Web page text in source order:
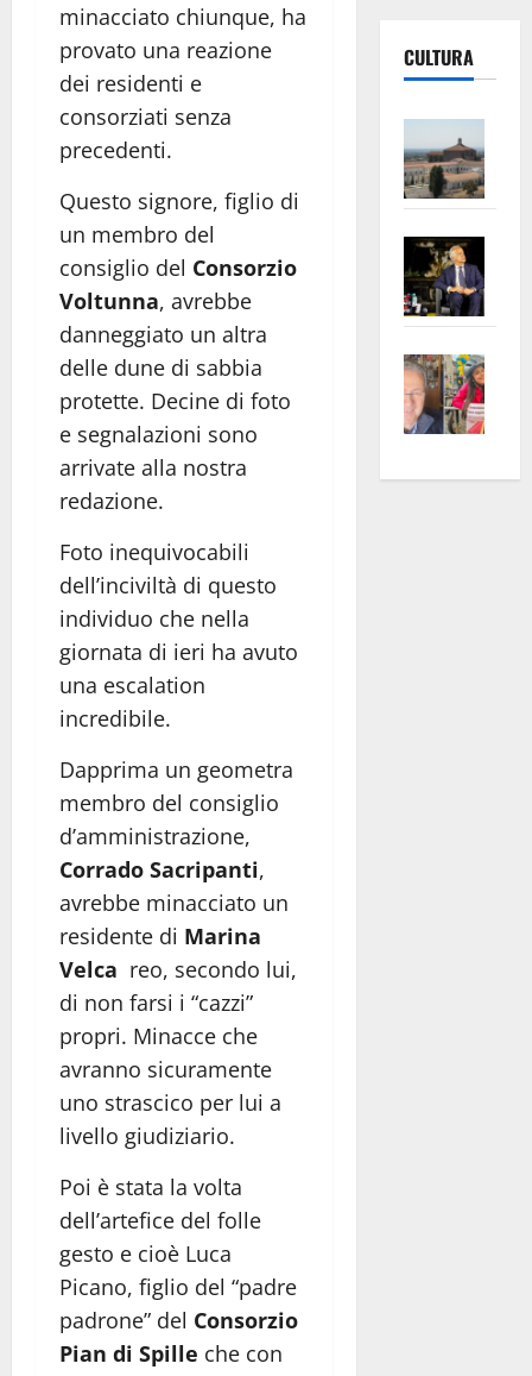
minacciato chiunque, ha
provato una reazione
dei residenti e
consorziati senza
precedenti.
Questo signore, figlio di
un membro del
consiglio del Consorzio
Voltunna, avrebbe
danneggiato un altra
delle dune di sabbia
protette. Decine di foto
e segnalazioni sono
arrivate alla nostra
redazione.
Foto inequivocabili
dell’inciviltà di questo
individuo che nella
giornata di ieri ha avuto
una escalation
incredibile.
Dapprima un geometra
membro del consiglio
d’amministrazione,
Corrado Sacripanti,
avrebbe minacciato un
residente di Marina
Velca reo, secondo lui,
di non farsi i “cazzi”
propri. Minacce che
avranno sicuramente
uno strascico per lui a
livello giudiziario.
Poi è stata la volta
dell’artefice del folle
gesto e cioè Luca
Picano, figlio del “padre
padrone” del Consorzio
Pian di Spille che con
CULTURA
euro
apre